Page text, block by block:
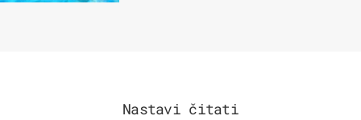
Nastavi čitati